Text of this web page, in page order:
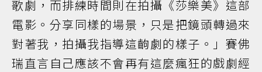
歌劇，而排練時間則在拍攝《莎樂美》這部
電影。分享同樣的場景，只是把鏡頭轉過來
對著我，拍攝我指導這齣劇的樣子。」賽佛
瑞直言自己應該不會再有這麼瘋狂的戲劇經